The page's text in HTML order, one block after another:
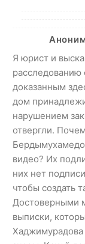
Я юрист и
расследованию
доказанным
дом
нарушением
отвергли.
видео? Их
них нет
чтобы создать
Достоверными
выписки,
Хаджимурадова